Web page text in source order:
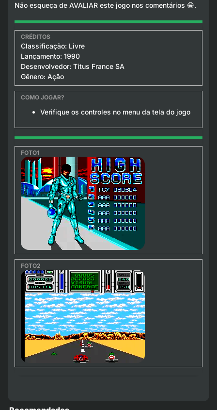
Não esqueça de AVALIAR este jogo nos comentários 😁.
Classificação: Livre
Lançamento: 1990
Desenvolvedor: Titus France SA
Gênero: Ação
Verifique os controles no menu da tela do jogo